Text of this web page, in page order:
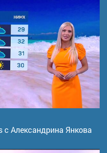
с Александрина Янкова